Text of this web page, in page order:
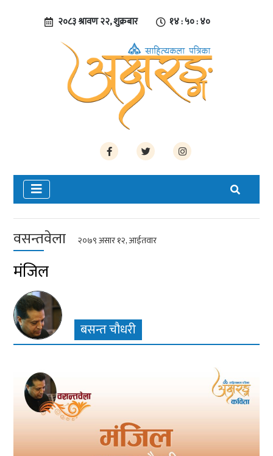
२०८३ श्रावण २२, शुक्रबार १४ : ५० : ४०
वसन्तवेला २०७९ असार १२, आईतवार
मंजिल
बसन्त चौधरी